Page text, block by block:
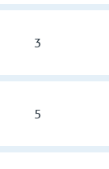
3
5